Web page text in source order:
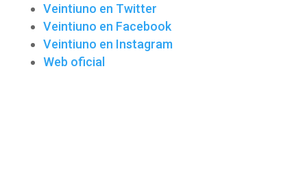
Veintiuno en Twitter
Veintiuno en Facebook
Veintiuno en Instagram
Web oficial